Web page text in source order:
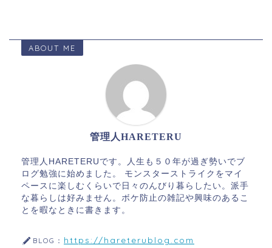
ABOUT ME
管理人HARETERU
管理人HARETERUです。人生も５０年が過ぎ勢いでブ
ログ勉強に始めました。 モンスターストライクをマイ
ペースに楽しむくらいで日々のんびり暮らしたい。派手
な暮らしは好みません。ボケ防止の雑記や興味のあるこ
とを暇なときに書きます。
BLOG： https://hareterublog.com